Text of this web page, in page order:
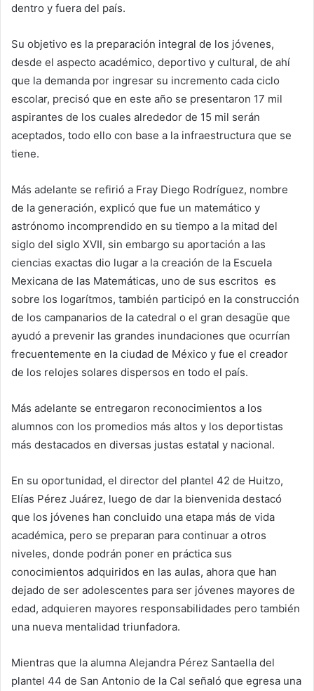
dentro y fuera del país.
Su objetivo es la preparación integral de los jóvenes,
desde el aspecto académico, deportivo y cultural, de ahí
que la demanda por ingresar su incremento cada ciclo
escolar, precisó que en este año se presentaron 17 mil
aspirantes de los cuales alrededor de 15 mil serán
aceptados, todo ello con base a la infraestructura que se
tiene.
Más adelante se refirió a Fray Diego Rodríguez, nombre
de la generación, explicó que fue un matemático y
astrónomo incomprendido en su tiempo a la mitad del
siglo del siglo XVII, sin embargo su aportación a las
ciencias exactas dio lugar a la creación de la Escuela
Mexicana de las Matemáticas, uno de sus escritos es
sobre los logarítmos, también participó en la construcción
de los campanarios de la catedral o el gran desagüe que
ayudó a prevenir las grandes inundaciones que ocurrían
frecuentemente en la ciudad de México y fue el creador
de los relojes solares dispersos en todo el país.
Más adelante se entregaron reconocimientos a los
alumnos con los promedios más altos y los deportistas
más destacados en diversas justas estatal y nacional.
En su oportunidad, el director del plantel 42 de Huitzo,
Elías Pérez Juárez, luego de dar la bienvenida destacó
que los jóvenes han concluido una etapa más de vida
académica, pero se preparan para continuar a otros
niveles, donde podrán poner en práctica sus
conocimientos adquiridos en las aulas, ahora que han
dejado de ser adolescentes para ser jóvenes mayores de
edad, adquieren mayores responsabilidades pero también
una nueva mentalidad triunfadora.
Mientras que la alumna Alejandra Pérez Santaella del
plantel 44 de San Antonio de la Cal señaló que egresa una